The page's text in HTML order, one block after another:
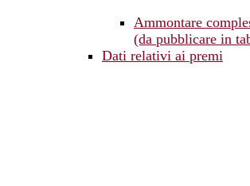
Ammontare
(da pubblicare in
Dati relativi ai premi